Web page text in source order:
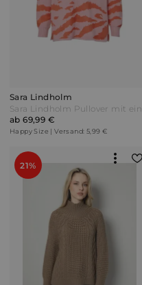
Sara Lindholm
ab 69,99 €
Happy Size | Versand: 5,99 €
21%